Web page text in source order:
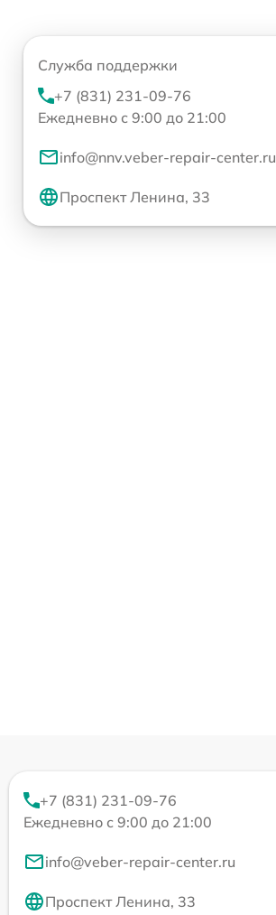
Служба поддержки
+7 (831) 231-09-76
Ежедневно с 9:00 до 21:00
info@nnv.veber-repair-center.ru
Проспект Ленина, 33
+7 (831) 231-09-76
Ежедневно с 9:00 до 21:00
info@veber-repair-center.ru
Проспект Ленина, 33